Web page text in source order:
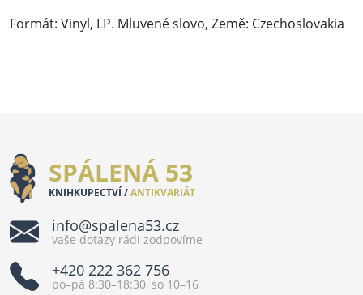
Formát: Vinyl, LP. Mluvené slovo, Země: Czechoslovakia
SPÁLENÁ 53
KNIHKUPECTVÍ /ANTIKVARIÁT
info@spalena53.cz
vaše dotazy rádi zodpovíme
+420 222 362 756
po–pá 8:30–18:30, so 10–16